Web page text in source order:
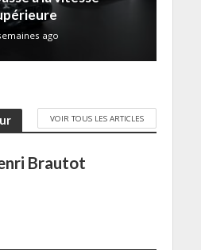
ago
VOIR TOUS LES ARTICLES
Brautot